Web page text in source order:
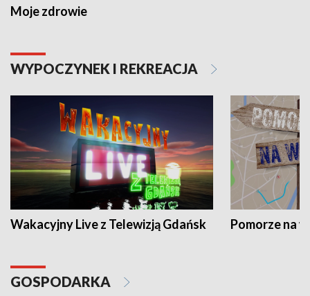
Moje zdrowie
WYPOCZYNEK I REKREACJA
Wakacyjny Live z Telewizją Gdańsk Pomorze na
GOSPODARKA